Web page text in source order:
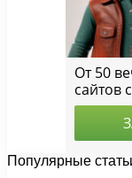
Популярные